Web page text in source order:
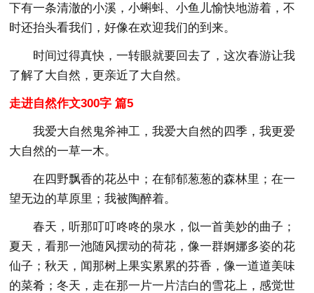
下有一条清澈的小溪，小蝌蚪、小鱼儿愉快地游着，不
时还抬头看我们，好像在欢迎我们的到来。
时间过得真快，一转眼就要回去了，这次春游让我
了解了大自然，更亲近了大自然。
走进自然作文300字 篇5
我爱大自然鬼斧神工，我爱大自然的四季，我更爱
大自然的一草一木。
在四野飘香的花丛中；在郁郁葱葱的森林里；在一
望无边的草原里；我被陶醉着。
春天，听那叮叮咚咚的泉水，似一首美妙的曲子；
夏天，看那一池随风摆动的荷花，像一群婀娜多姿的花
仙子；秋天，闻那树上果实累累的芬香，像一道道美味
的菜肴；冬天，走在那一片一片洁白的雪花上，感觉世